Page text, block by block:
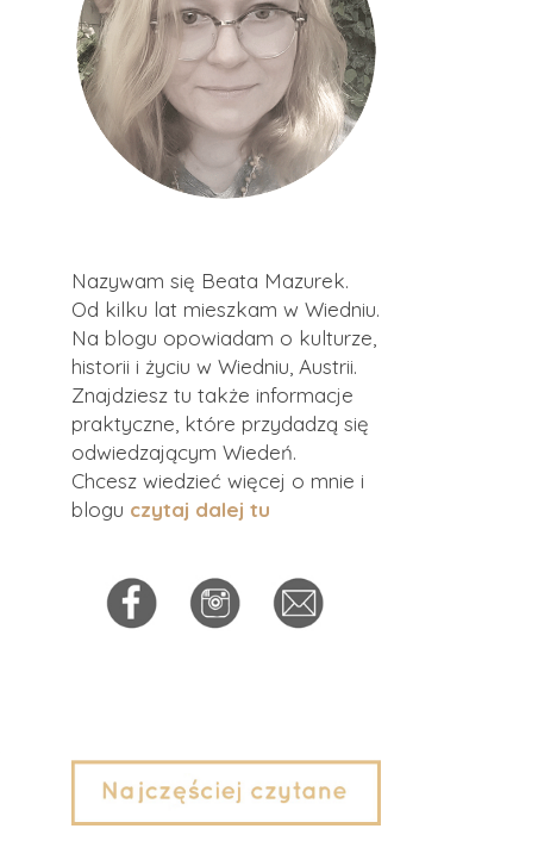
Nazywam się Beata Mazurek.
Od kilku lat mieszkam w Wiedniu.
Na blogu opowiadam o kulturze,
historii i życiu w Wiedniu, Austrii.
Znajdziesz tu także informacje
praktyczne, które przydadzą się
odwiedzającym Wiedeń.
Chcesz wiedzieć więcej o mnie i
blogu czytaj dalej tu